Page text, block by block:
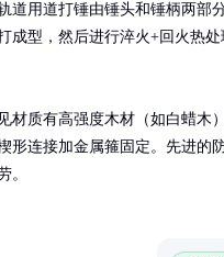
道用道打锤由锤头和锤柄两部
成型，然后进行淬火+回火热
材质有高强度木材（如白蜡木
形连接加金属箍固定。先进的
。